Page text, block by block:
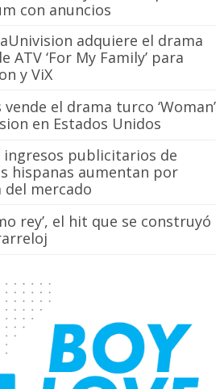
con anuncios
adquiere el drama
ATV ‘For My Family’ para
y ViX
vende el drama turco ‘Woman’
en Estados Unidos
ingresos publicitarios de
hispanas aumentan por
del mercado
rey’, el hit que se construyó